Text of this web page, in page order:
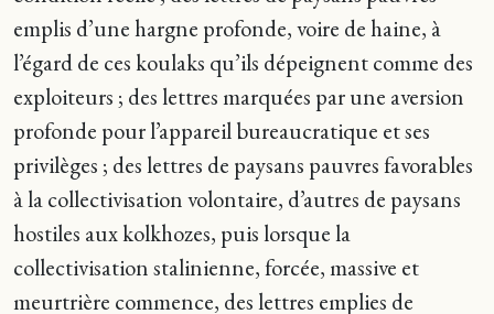
emplis d’une hargne profonde, voire de haine, à
l’égard de ces koulaks qu’ils dépeignent comme des
exploiteurs ; des lettres marquées par une aversion
profonde pour l’appareil bureaucratique et ses
privilèges ; des lettres de paysans pauvres favorables
à la collectivisation volontaire, d’autres de paysans
hostiles aux kolkhozes, puis lorsque la
collectivisation stalinienne, forcée, massive et
meurtrière commence, des lettres emplies de